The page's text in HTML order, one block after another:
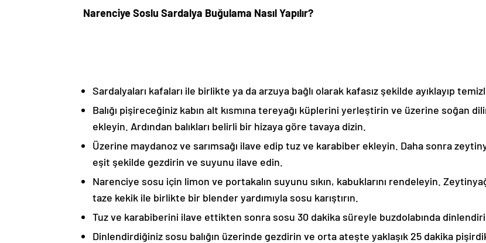
Narenciye Soslu Sardalya Buğulama Nasıl Yapılır?
Sardalyaları kafaları ile birlikte ya da arzuya bağlı olarak kafasız şekilde ayıklayıp
Balığı pişireceğiniz kabın alt kısmına tereyağı küplerini yerleştirin ve üzerine soğan
ekleyin. Ardından balıkları belirli bir hizaya göre tavaya dizin.
Üzerine maydanoz ve sarımsağı ilave edip tuz ve karabiber ekleyin. Daha sonra
eşit şekilde gezdirin ve suyunu ilave edin.
Narenciye sosu için limon ve portakalın suyunu sıkın, kabuklarını rendeleyin.
taze kekik ile birlikte bir blender yardımıyla sosu karıştırın.
Tuz ve karabiberini ilave ettikten sonra sosu 30 dakika süreyle buzdolabında
Dinlendirdiğiniz sosu balığın üzerinde gezdirin ve orta ateşte yaklaşık 25 dakika